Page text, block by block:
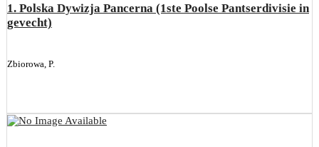
1. Polska Dywizja Pancerna (1ste Poolse Pantserdivisie in
gevecht)
Zbiorowa, P.